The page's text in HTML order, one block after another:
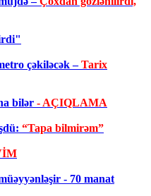
çəkiləcək –Tarix
bilər - AÇIQLAMA
“Tapa bilmirəm”
- 70 manat